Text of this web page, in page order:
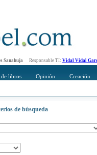
Sanahuja Responsable TI: Vidal Vidal
de libros Opinión Creación
de búsqueda